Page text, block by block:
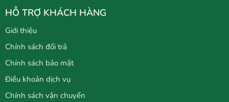
HỖ TRỢ KHÁCH HÀNG
Giới thiệu
Chính sách đổi trả
Chính sách bảo mật
Điều khoản dịch vụ
Chính sách vận chuyển